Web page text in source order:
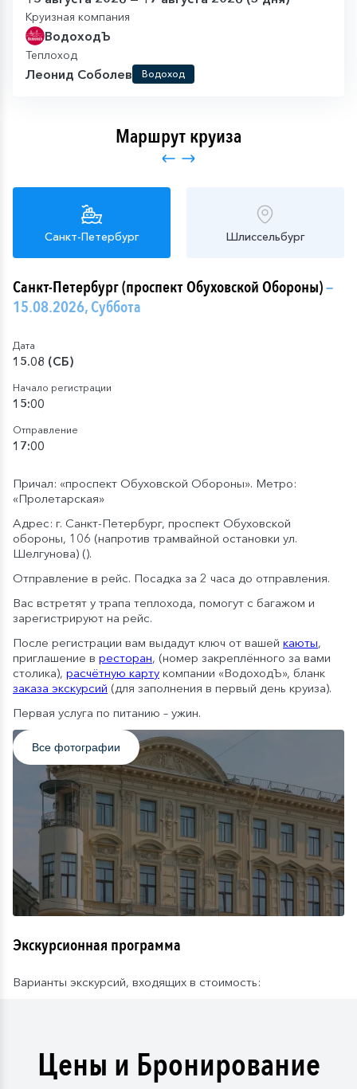
Круизная компания
ВодоходЪ
Теплоход
Леонид Соболев Водоход
Маршрут круиза
Санкт-Петербург Шлиссельбург
Санкт-Петербург (проспект Обуховской Обороны)—
15.08.2026, Суббота
Дата
15.08 (СБ)
Начало регистрации
15:00
Отправление
17:00
Причал: «проспект Обуховской Обороны». Метро:
«Пролетарская»
Адрес: г. Санкт-Петербург, проспект Обуховской
обороны, 106 (напротив трамвайной остановки ул.
Шелгунова) ().
Отправление в рейс. Посадка за 2 часа до отправления.
Вас встретят у трапа теплохода, помогут с багажом и
зарегистрируют на рейс.
После регистрации вам выдадут ключ от вашей каюты,
приглашение в ресторан, (номер закреплённого за вами
столика), расчётную карту компании «ВодоходЪ», бланк
заказа экскурсий (для заполнения в первый день круиза).
Первая услуга по питанию – ужин.
Все фотографии
Экскурсионная программа
Варианты экскурсий, входящих в стоимость:
Цены и Бронирование